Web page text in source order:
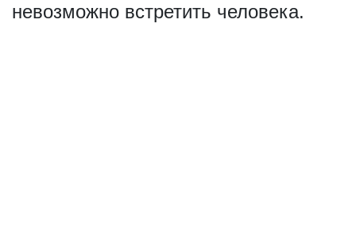
невозможно встретить человека.